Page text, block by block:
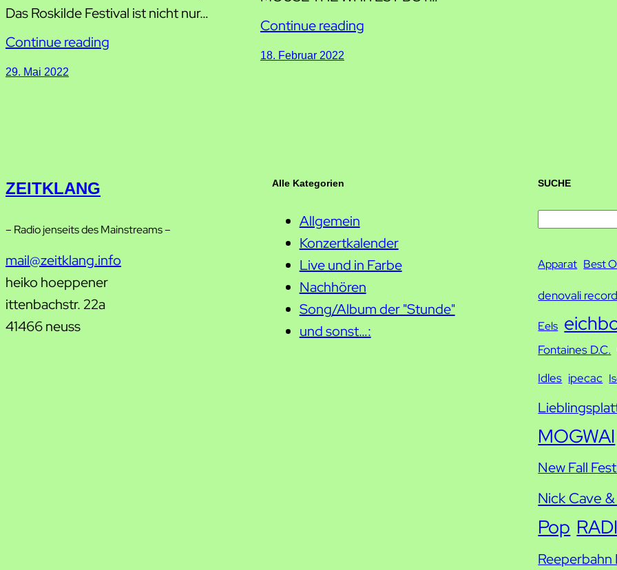
Das Roskilde Festival ist nicht nur…
Continue reading
29. Mai 2022
Continue reading
18. Februar 2022
ZEITKLANG
– Radio jenseits des Mainstreams –
mail@zeitklang.info
heiko hoeppener
ittenbachstr. 22a
41466 neuss
Alle Kategorien
Allgemein
Konzertkalender
Live und in Farbe
Nachhören
Song/Album der "Stunde"
und sonst…:
SUCHE
c
Apparat Best
denovali
Eels
Fontaines D.C.
Idles ipecac
MOGWAI
New Fall
Nick Cave
Pop
Reeperbahn